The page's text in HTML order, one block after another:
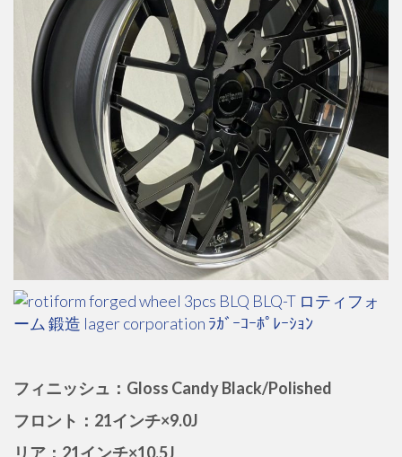
フィニッシュ：Gloss Candy Black/Polished
フロント：21インチ×9.0J
リア：21インチ×10.5J